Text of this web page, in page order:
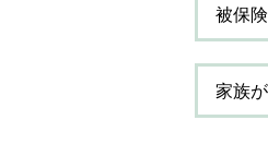
被保
家族